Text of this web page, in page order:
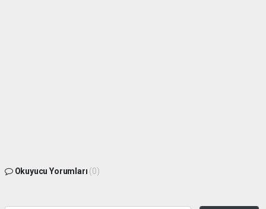
Okuyucu Yorumları (0)